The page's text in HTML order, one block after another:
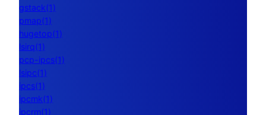
gstack(1)
pmap(1)
hugetop(1)
lsirq(1)
pcp-ipcs(1)
lsipc(1)
ipcs(1)
ipcmk(1)
ipcrm(1)